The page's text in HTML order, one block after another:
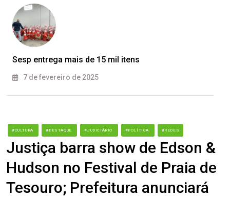
Sesp entrega mais de 15 mil itens
7 de fevereiro de 2025
#CULTURA #DESTAQUE #JUDICIÁRIO #POLÍTICA #REDES
Justiça barra show de Edson &
Hudson no Festival de Praia de
Tesouro; Prefeitura anunciará